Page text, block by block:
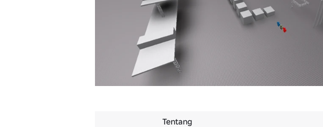
Tentang